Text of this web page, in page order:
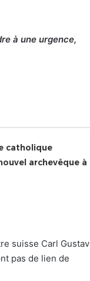
à une urgence,
catholique
archevêque à
suisse Carl Gustav
pas de lien de